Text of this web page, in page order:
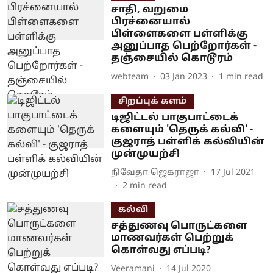
சாதி, வறுமை
பிரச்னையால்
பிள்ளைகளை பள்ளிக்கு
அனுப்பாத பெற்றோர்கள் -
தஞ்சையில் கொடூரம்
webteam 03 Jan 2023 1 min read
சிறப்புக் களம்
டிஜிட்டல் பாகுபாட்டைக்
களையும் 'தெருக் கல்வி' -
குஜராத் பள்ளிக் கல்வியின்
முன்முயற்சி
நிவேதா ஜெகராஜா
17 Jul 2021
2 min read
கல்வி
சத்துணவு பொருட்களை
மாணவர்கள் பெற்றுக்
கொள்வது எப்படி?
Veeramani
14 Jul 2020